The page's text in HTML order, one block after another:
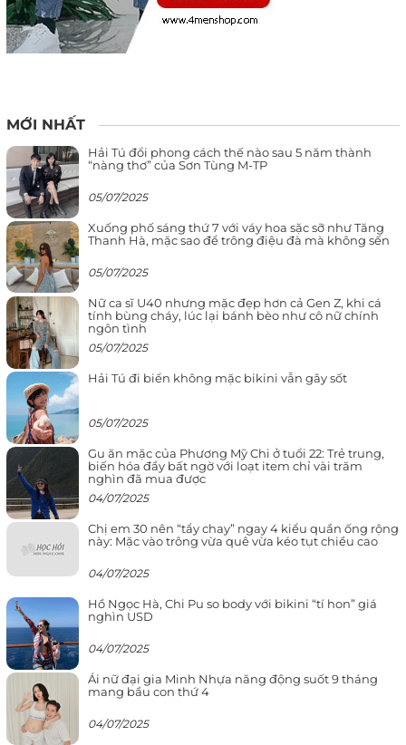
MỚI NHẤT
Hải Tú đổi phong cách thế nào sau 5 năm thành
“nàng thơ” của Sơn Tùng M-TP
05/07/2025
Xuống phố sáng thứ 7 với váy hoa sặc sỡ như Tăng
Thanh Hà, mặc sao để trông điệu đà mà không sến
05/07/2025
Nữ ca sĩ U40 nhưng mặc đẹp hơn cả Gen Z, khi cá
tính bùng cháy, lúc lại bánh bèo như cô nữ chính
ngôn tình
05/07/2025
Hải Tú đi biển không mặc bikini vẫn gây sốt
05/07/2025
Gu ăn mặc của Phương Mỹ Chi ở tuổi 22: Trẻ trung,
biến hóa đầy bất ngờ với loạt item chỉ vài trăm
nghìn đã mua được
04/07/2025
Chị em 30 nên “tẩy chay” ngay 4 kiểu quần ống rộng
này: Mặc vào trông vừa quê vừa kéo tụt chiều cao
04/07/2025
Hồ Ngọc Hà, Chi Pu so body với bikini “tí hon” giá
nghìn USD
04/07/2025
Ái nữ đại gia Minh Nhựa năng động suốt 9 tháng
mang bầu con thứ 4
04/07/2025